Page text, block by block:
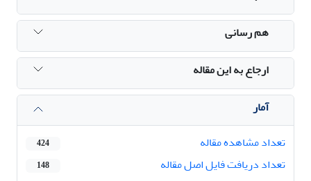
هم رسانی
ارجاع به این مقاله
آمار
تعداد مشاهده مقاله
424
تعداد دریافت فایل اصل مقاله 148